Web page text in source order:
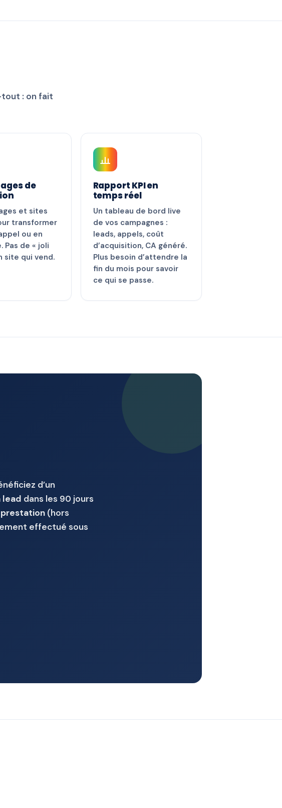
tout : on fait
de
et sites
transformer
ou en
Pas de « joli
site qui vend.
Rapport KPI en
temps réel
Un tableau de bord live
de vos campagnes :
leads, appels, coût
d’acquisition, CA généré.
Plus besoin d’attendre la
fin du mois pour savoir
ce qui se passe.
d’un
lead dans les 90 jours
prestation (hors
effectué sous